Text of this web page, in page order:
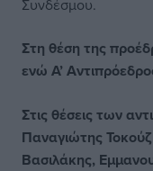
Συνδέσμου.
Στη θέση της
ενώ Α’
Στις θέσεις των
Παναγιώτης
Βασιλάκης,